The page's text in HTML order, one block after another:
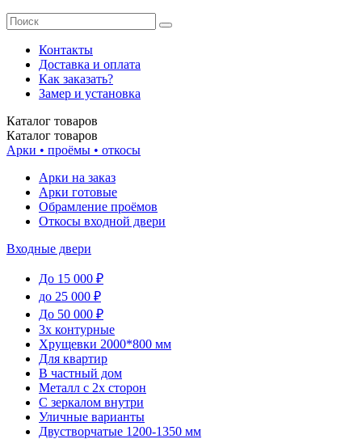
Контакты
Доставка и оплата
Как заказать?
Замер и установка
Каталог товаров
Каталог товаров
Арки • проёмы • откосы
Арки на заказ
Арки готовые
Обрамление проёмов
Откосы входной двери
Входные двери
До 15 000 ₽
до 25 000 ₽
До 50 000 ₽
3х контурные
Хрущевки 2000*800 мм
Для квартир
В частный дом
Металл с 2х сторон
С зеркалом внутри
Уличные варианты
Двустворчатые 1200-1350 мм